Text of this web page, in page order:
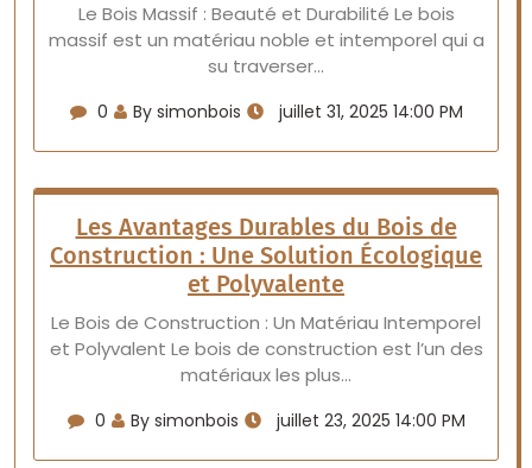
Le Bois Massif : Beauté et Durabilité Le bois
massif est un matériau noble et intemporel qui a
su traverser…
0 By simonbois juillet 31, 2025 14:00 PM
Les Avantages Durables du Bois de
Construction : Une Solution Écologique
et Polyvalente
Le Bois de Construction : Un Matériau Intemporel
et Polyvalent Le bois de construction est l’un des
matériaux les plus…
0 By simonbois juillet 23, 2025 14:00 PM